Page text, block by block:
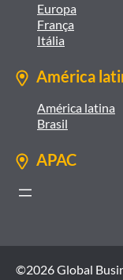
Europa
França
Itália
América
América latina
Brasil
APAC
©2026 Global